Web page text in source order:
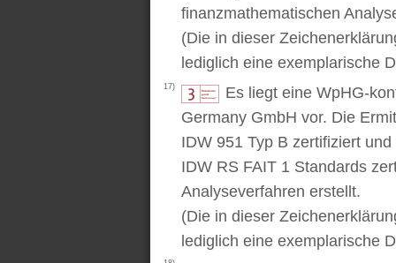
finanzmathematischen
(Die in dieser
lediglich eine exemplarische
17)
Es liegt eine WpHG-
Germany GmbH vor. Die
IDW 951 Typ B zertifiziert
IDW RS FAIT 1 Standards
Analyseverfahren erstellt.
(Die in dieser
lediglich eine exemplarische